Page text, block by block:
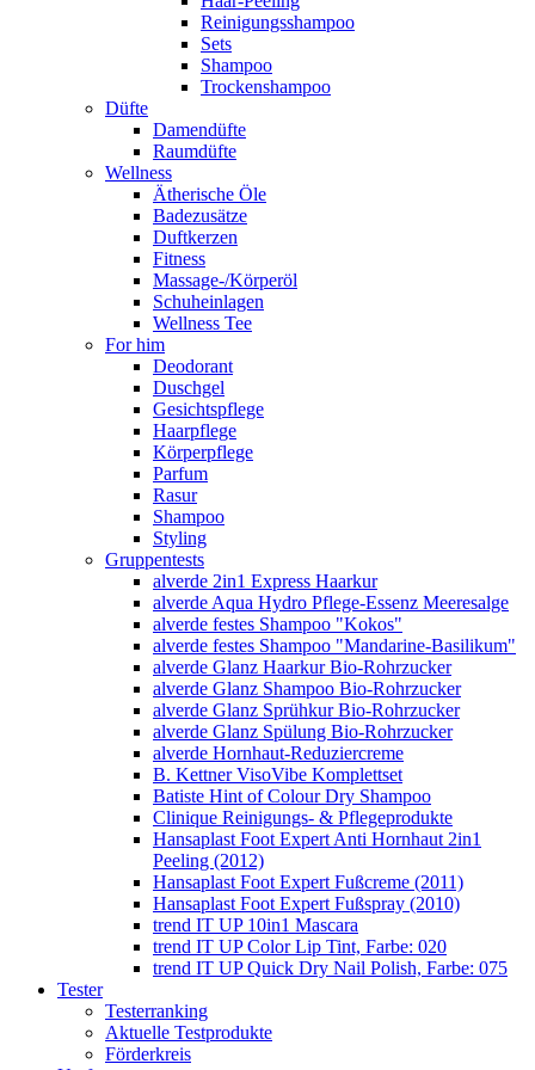
Reinigungsshampoo
Sets
Shampoo
Trockenshampoo
Düfte
Damendüfte
Raumdüfte
Wellness
Ätherische Öle
Badezusätze
Duftkerzen
Fitness
Massage-/Körperöl
Schuheinlagen
Wellness Tee
For him
Deodorant
Duschgel
Gesichtspflege
Haarpflege
Körperpflege
Parfum
Rasur
Shampoo
Styling
Gruppentests
alverde 2in1 Express Haarkur
alverde Aqua Hydro Pflege-Essenz Meeresalge
alverde festes Shampoo "Kokos"
alverde festes Shampoo "Mandarine-Basilikum"
alverde Glanz Haarkur Bio-Rohrzucker
alverde Glanz Shampoo Bio-Rohrzucker
alverde Glanz Sprühkur Bio-Rohrzucker
alverde Glanz Spülung Bio-Rohrzucker
alverde Hornhaut-Reduziercreme
B. Kettner VisoVibe Komplettset
Batiste Hint of Colour Dry Shampoo
Clinique Reinigungs- & Pflegeprodukte
Hansaplast Foot Expert Anti Hornhaut 2in1
Peeling (2012)
Hansaplast Foot Expert Fußcreme (2011)
Hansaplast Foot Expert Fußspray (2010)
trend IT UP 10in1 Mascara
trend IT UP Color Lip Tint, Farbe: 020
trend IT UP Quick Dry Nail Polish, Farbe: 075
Tester
Testerranking
Aktuelle Testprodukte
Förderkreis